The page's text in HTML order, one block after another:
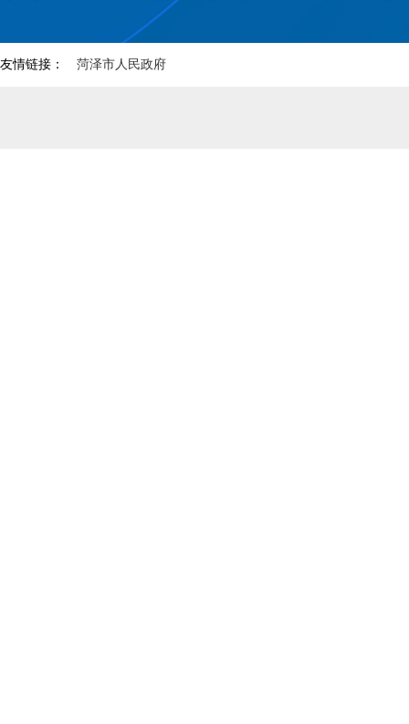
友情链接： 菏泽市人民政府